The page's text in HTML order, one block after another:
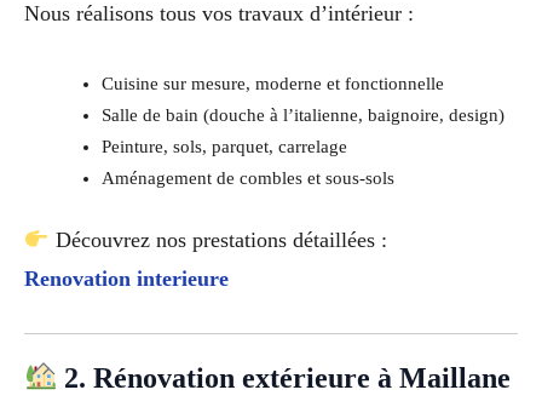
Nous réalisons tous vos travaux d’intérieur :
Cuisine sur mesure, moderne et fonctionnelle
Salle de bain (douche à l’italienne, baignoire, design)
Peinture, sols, parquet, carrelage
Aménagement de combles et sous-sols
Découvrez nos prestations détaillées :
Renovation interieure
2. Rénovation extérieure à Maillane